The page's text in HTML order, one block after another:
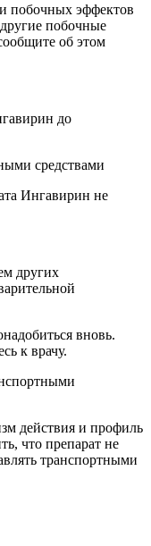
побочных эффектов
побочные
об этом
до
средствами
Ингавирин не
других
вновь.
к врачу.
действия и профиль
что препарат не
транспортными